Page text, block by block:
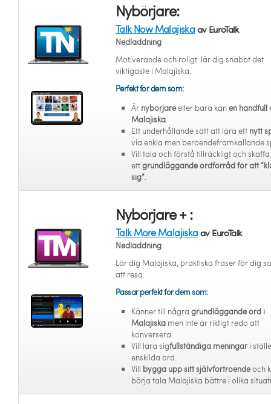
Nybörjare:
Talk Now Malajiskaav EuroTalk
Nedladdning
Motiverande och roligt: lär dig snabbt det
viktigaste i Malajiska.
Perfekt för dem som:
Är nybörjareeller bara kanen handfull
Malajiska.
Ett underhållande sätt att lära ett nytt
via enkla men beroendeframkallande
Vill tala och förstå tillräckligt och
ettgrundläggande ordförråd för att
sig”.
Nybörjare + :
Talk More Malajiskaav EuroTalk
Nedladdning
Lär dig Malajiska, praktiska fraser för dig
att resa.
Passar perfekt för dem som:
Känner till några grundläggande ord i
Malajiska men inte är riktigt redo att
konversera.
Vill lära sigfullständiga meningar i
enskilda ord.
Vill bygga upp sitt självförtroendeoch
börja tala Malajiska bättre i olika